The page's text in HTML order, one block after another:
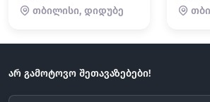
თბილისი, დიდუბე
არ გამოტოვო შეთავაზებები!